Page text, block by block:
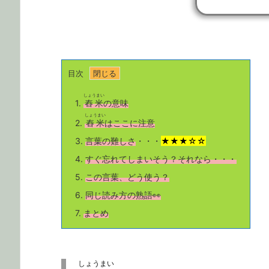
目次
1. 舂米
しょうまい
の意味
2. 舂米
しょうまい
はここに注意
3. 言葉の難しさ ・・・ ★★★☆☆
4. すぐ忘れてしまいそう？それなら・・・
5. この言葉、どう使う？
6. 同じ読み方の熟語👀
7. まとめ
しょうまい